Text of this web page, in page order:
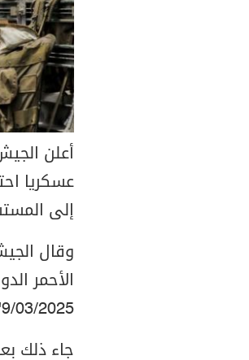
أعلن
عسكريا
إلى
وقال
الأحمر
9/03/2025". وأضاف أنه "نُقل إلى أحد المستشفيات للمعالجة".
جاء ذلك